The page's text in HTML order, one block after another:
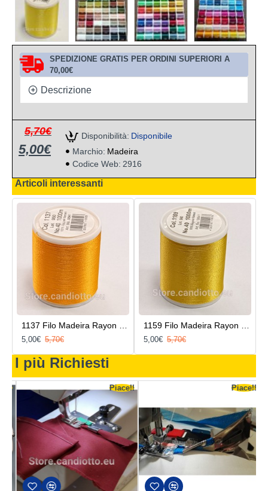
Descrizione
SPEDIZIONE GRATIS PER ORDINI SUPERIORI A
70,00€
5,00€
5,70€ Disponibilità: Disponibile
Marchio: Madeira
Codice Web: 2916
Articoli interessanti
5,00€ 5,70€ 5,00€ 5,70€
I più Richiesti
Piace!! Piace!!